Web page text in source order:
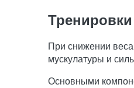
При снижении
мускулатуры и
Основными